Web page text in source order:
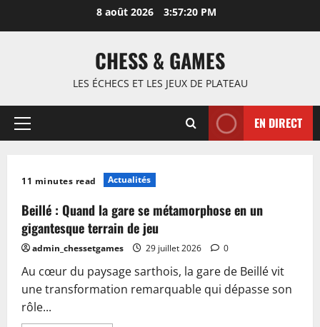
8 août 2026 3:57:21 PM
CHESS & GAMES
LES ÉCHECS ET LES JEUX DE PLATEAU
Menu
EN DIRECT
11 minutes read Actualités
Beillé : Quand la gare se métamorphose en un
gigantesque terrain de jeu
admin_chessetgames 29 juillet 2026 0
Au cœur du paysage sarthois, la gare de Beillé vit
une transformation remarquable qui dépasse son
rôle...